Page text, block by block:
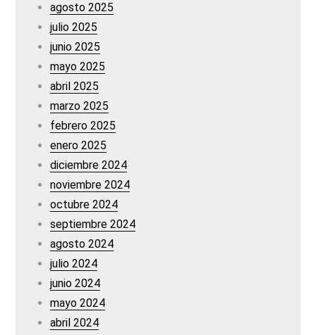
agosto 2025
julio 2025
junio 2025
mayo 2025
abril 2025
marzo 2025
febrero 2025
enero 2025
diciembre 2024
noviembre 2024
octubre 2024
septiembre 2024
agosto 2024
julio 2024
junio 2024
mayo 2024
abril 2024